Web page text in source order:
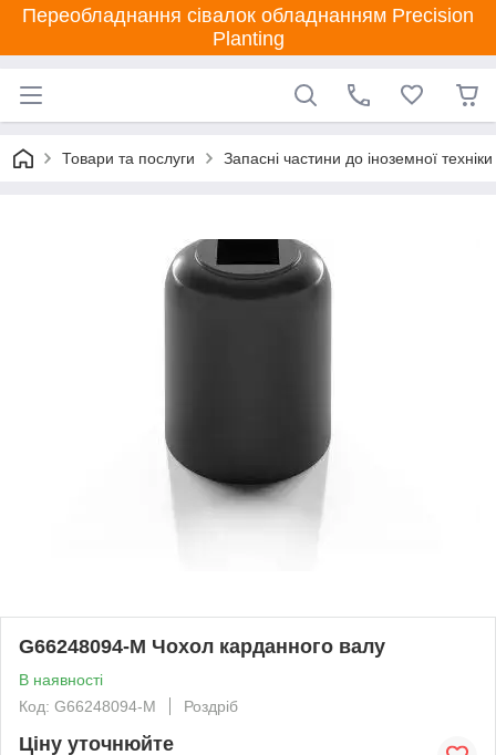
Переобладнання сівалок обладнанням Precision
Planting
Товари та послуги Запасні частини до іноземної техніки
G66248094-M Чохол карданного валу
В наявності
Код: G66248094-M
Роздріб
Ціну уточнюйте